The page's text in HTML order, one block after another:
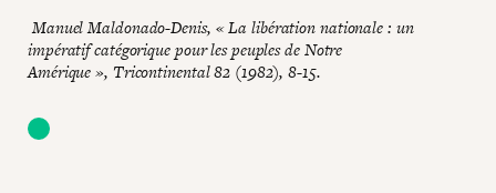
Manuel Maldonado-Denis, « La libération nationale : un
impératif catégorique pour les peuples de Notre
Amérique », Tricontinental 82 (1982), 8-15.